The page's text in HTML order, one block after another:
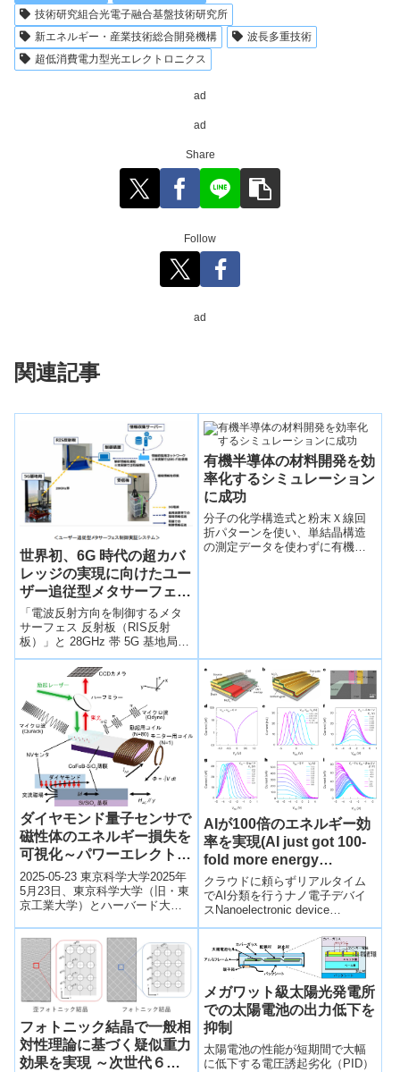
技術研究組合光電子融合基盤技術研究所
新エネルギー・産業技術総合開発機構
波長多重技術
超低消費電力型光エレクトロニクス
ad
ad
Share
Follow
ad
関連記事
世界初、6G 時代の超カバ
レッジの実現に向けたユー
ザー追従型メタサーフェス
制御の実証に成功
「電波反射方向を制御するメタ
サーフェス 反射板（RIS反射
板）」と 28GHz 帯 5G 基地局を
用いて、ユーザーの動きに合わ
せて基地局からの電波の反射方
向を動的に変更させる実験に世
界で初めて成功しました。遮蔽
物により基地局のアンテナが見
通せない場所でも、移動するユ
ーザーに電波を届けることが可
能となる。
有機半導体の材料開発を効
率化するシミュレーション
に成功
分子の化学構造式と粉末Ｘ線回
折パターンを使い、単結晶構造
の測定データを使わずに有機半
ダイヤモンド量子センサで
磁性体のエネルギー損失を
可視化～パワーエレクトロ
ニクス機器の高効率化に貢
献する革新的技術～
2025-05-23 東京科学大学2025年
5月23日、東京科学大学（旧・東
京工業大学）とハーバード大学
AIが100倍のエネルギー効
率を実現(AI just got 100-
fold more energy
efficient)
クラウドに頼らずリアルタイム
でAI分類を行うナノ電子デバイ
スNanoelectronic device
performs real-time AI classi...
フォトニック結晶で一般相
対性理論に基づく疑似重力
効果を実現 ～次世代６Ｇ
メガワット級太陽光発電所
での太陽電池の出力低下を
抑制
太陽電池の性能が短期間で大幅
に低下する電圧誘起劣化（PID）